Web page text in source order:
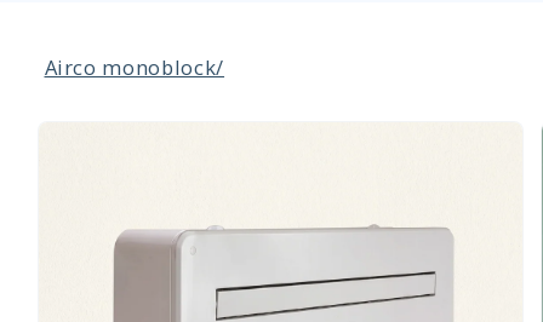
Airco monoblock/
direct naar